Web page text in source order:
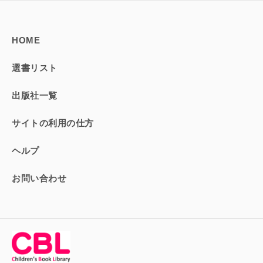
HOME
選書リスト
出版社一覧
サイトの利用の仕方
ヘルプ
お問い合わせ